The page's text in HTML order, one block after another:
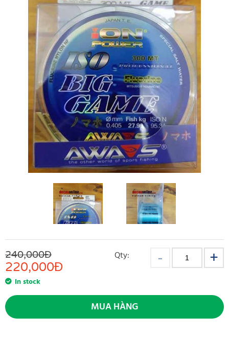
240,000Đ
220,000Đ
In stock
Qty:
MUA HÀNG